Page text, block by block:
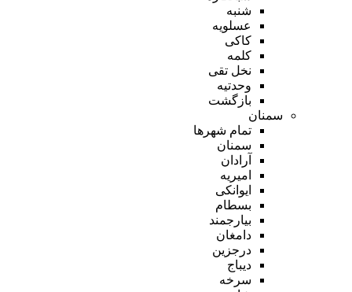
شنبه
عسلویه
کاکی
کلمه
نخل تقی
وحدتیه
بازگشت
سمنان
تمام شهر‌ها
سمنان
آرادان
امیریه
ایوانکی
بسطام
بیارجمند
دامغان
درجزین
دیباج
سرخه